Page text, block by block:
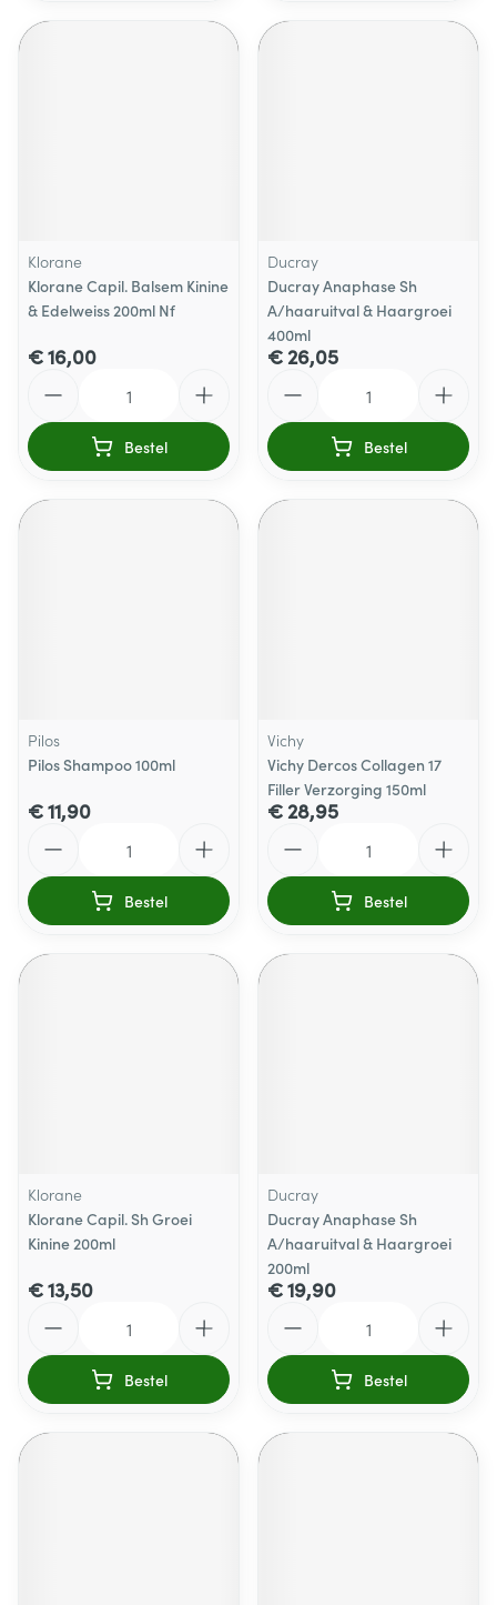
Klorane
Klorane Capil. Balsem Kinine
& Edelweiss 200ml Nf
€ 16,00
Bestel
Ducray
Ducray Anaphase Sh
A/haaruitval & Haargroei
400ml
€ 26,05
Bestel
Pilos
Pilos Shampoo 100ml
€ 11,90
Bestel
Vichy
Vichy Dercos Collagen 17
Filler Verzorging 150ml
€ 28,95
Bestel
Klorane
Klorane Capil. Sh Groei
Kinine 200ml
€ 13,50
Bestel
Ducray
Ducray Anaphase Sh
A/haaruitval & Haargroei
200ml
€ 19,90
Bestel